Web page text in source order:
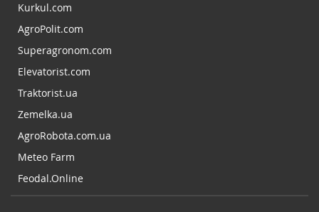
Kurkul.com
AgroPolit.com
Superagronom.com
Elevatorist.com
Traktorist.ua
Zemelka.ua
AgroRobota.com.ua
Meteo Farm
Feodal.Online